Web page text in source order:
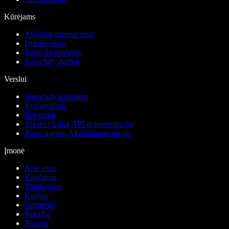
Kūrėjams
AI balsų generavimas
Dubliavimas
Balso klonavimas
Speechify darbui
Verslui
Speechify kūrėjams
Komandoms
Švietimui
Teksto į kalbą API dokumentacija
Balso agentų API dokumentacija
Įmonė
Apie mus
Kontaktai
Tinklaraštis
Karjera
Partneriai
Pagalba
Būsena